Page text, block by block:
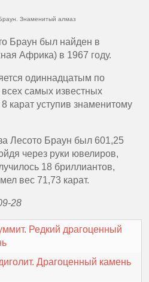
Знаменитый алмаз
Браун был найден в
Африка) в 1967 году.
одиннадцатым по
самых известных
карат уступив знаменитому
Лесото Браун был 601,25
через руки ювелиров,
18 бриллиантов,
вес 71,73 карат.
28
Редкий драгоценный
Драгоценный камень